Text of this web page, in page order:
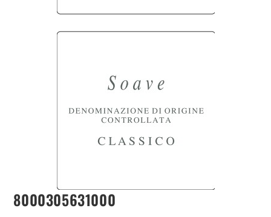
8000305631000